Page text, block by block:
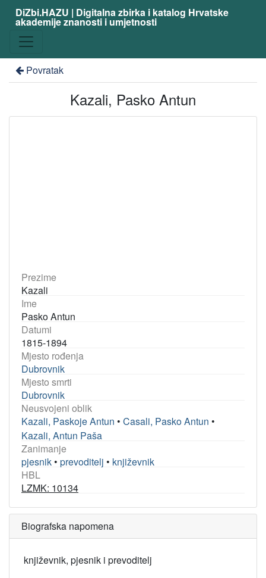
DiZbi.HAZU | Digitalna zbirka i katalog Hrvatske
akademije znanosti i umjetnosti
Povratak
Kazali, Pasko Antun
Prezime
Kazali
Ime
Pasko Antun
Datumi
1815-1894
Mjesto rođenja
Dubrovnik
Mjesto smrti
Dubrovnik
Neusvojeni oblik
Kazali, Paskoje Antun • Casali, Pasko Antun •
Kazali, Antun Paša
Zanimanje
pjesnik • prevoditelj • književnik
HBL
LZMK: 10134
Biografska napomena
književnik, pjesnik i prevoditelj